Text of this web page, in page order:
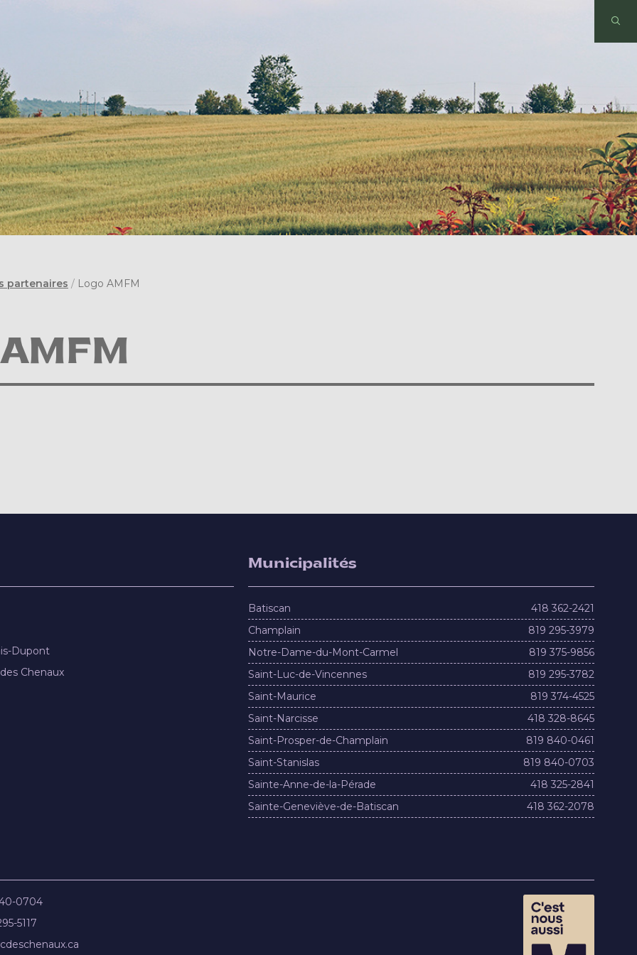
partenaires / Logo AMFM
Dupont
Chenaux
Municipalités
Batiscan
418 362-2421
Champlain
819 295-3979
Notre-Dame-du-Mont-Carmel
819 375-9856
Saint-Luc-de-Vincennes
819 295-3782
Saint-Maurice
819 374-4525
Saint-Narcisse
418 328-8645
Saint-Prosper-de-Champlain
819 840-0461
Saint-Stanislas
819 840-0703
Sainte-Anne-de-la-Pérade
418 325-2841
Sainte-Geneviève-de-Batiscan
418 362-2078
0704
5117